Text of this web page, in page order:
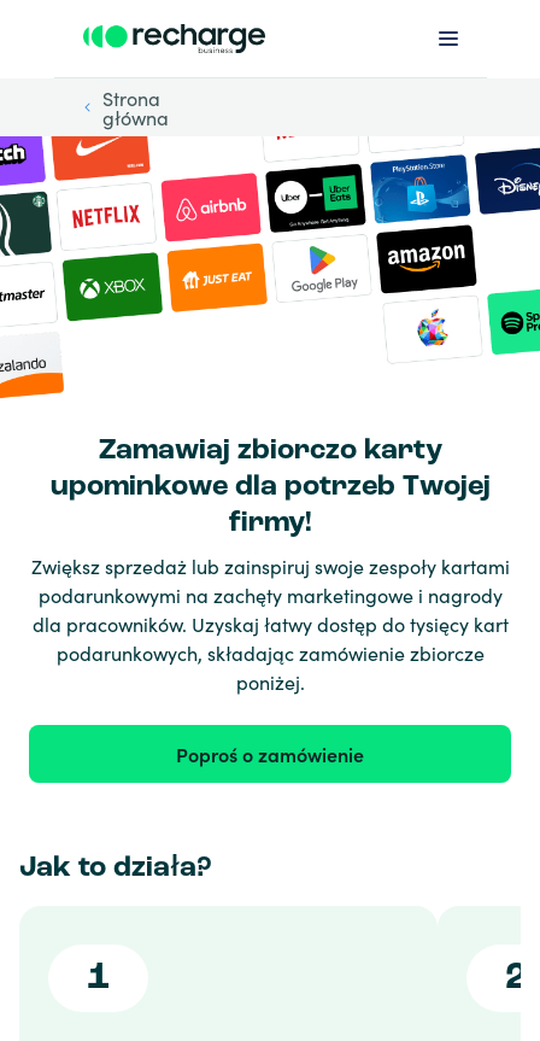
Strona
główna
Zamawiaj zbiorczo karty
upominkowe dla potrzeb Twojej
firmy!
Zwiększ sprzedaż lub zainspiruj swoje zespoły kartami
podarunkowymi na zachęty marketingowe i nagrody
dla pracowników. Uzyskaj łatwy dostęp do tysięcy kart
podarunkowych, składając zamówienie zbiorcze
poniżej.
Poproś o zamówienie
Jak to działa?
1 2